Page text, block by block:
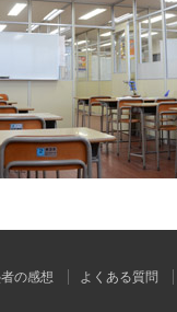
の感想 よくある質問